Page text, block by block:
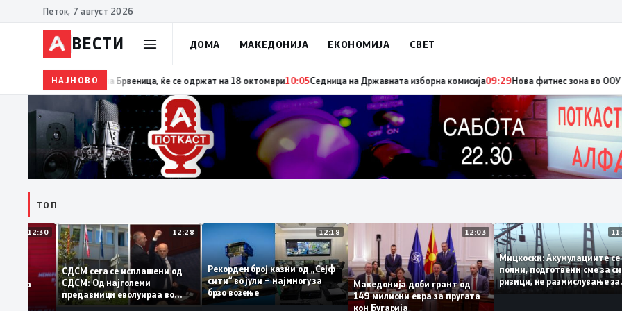
Петок, 7 август 2026
ВЕСТИ ДОМА МАКЕДОНИЈА ЕКОНОМИЈА СВЕТ
НАЈНОВО10:06Гаши ја потпиша одлуката за распишување предвремени избори за градоначалник на Брвеница, ќе се одржат на 18
ТОП
12:30
на
12:28
СДСМ сега се исплашени од
СДСМ: Од најголеми
предавници еволуираа во
најголеми патриоти
12:18
Рекорден број казни од „Сејф
сити“ во јули – најмногу за
брзо возење
12:03
Македонија доби грант од
149 милиони евра за пругата
кон Бугарија
Мицкоски:
полни, подготвени сме
ризици, не
поскапување на струјата